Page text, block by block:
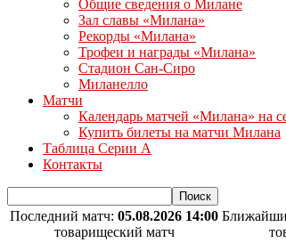
Общие сведения о Милане
Зал славы «Милана»
Рекорды «Милана»
Трофеи и награды «Милана»
Стадион Сан-Сиро
Миланелло
Матчи
Календарь матчей «Милана» на
Купить билеты на матчи Милана
Таблица Серии А
Контакты
Последний матч: 05.08.2026 14:00
товарищеский матч